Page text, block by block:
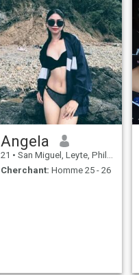
Angela
21 • San Miguel, Leyte, Philippines
Cherchant: Homme 25 - 26